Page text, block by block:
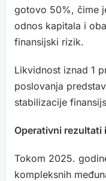
gotovo 50%, čime
odnos kapitala i
finansijski rizik.
Likvidnost iznad 1
poslovanja
stabilizacije
Operativni rezultati
Tokom 2025.
kompleksnih